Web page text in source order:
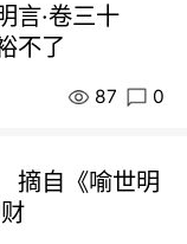
言·卷三十
不了
87 0
摘自《喻世明